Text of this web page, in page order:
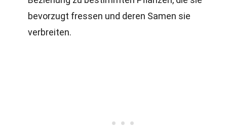
bevorzugt fressen und deren Samen sie
verbreiten.